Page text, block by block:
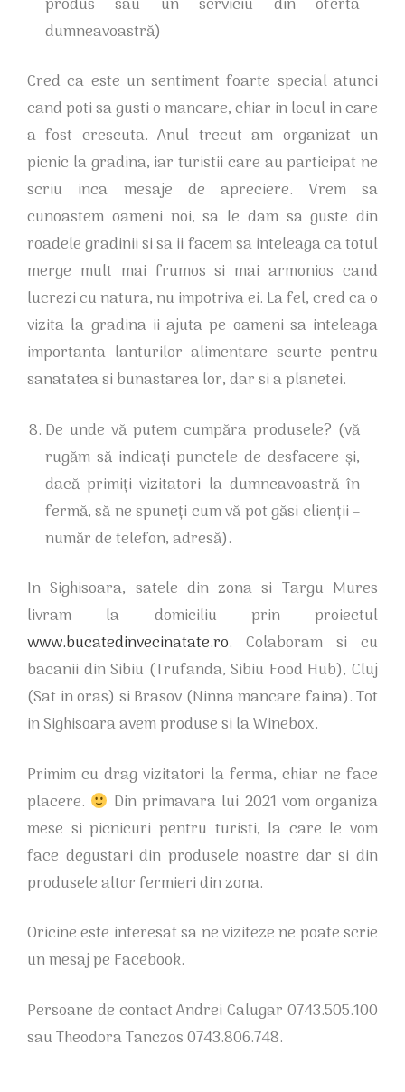
produs sau un serviciu din oferta
dumneavoastră)
Cred ca este un sentiment foarte special atunci
cand poti sa gusti o mancare, chiar in locul in care
a fost crescuta. Anul trecut am organizat un
picnic la gradina, iar turistii care au participat ne
scriu inca mesaje de apreciere. Vrem sa
cunoastem oameni noi, sa le dam sa guste din
roadele gradinii si sa ii facem sa inteleaga ca totul
merge mult mai frumos si mai armonios cand
lucrezi cu natura, nu impotriva ei. La fel, cred ca o
vizita la gradina ii ajuta pe oameni sa inteleaga
importanta lanturilor alimentare scurte pentru
sanatatea si bunastarea lor, dar si a planetei.
De unde vă putem cumpăra produsele? (vă
rugăm să indicați punctele de desfacere și,
dacă primiți vizitatori la dumneavoastră în
fermă, să ne spuneți cum vă pot găsi clienții –
număr de telefon, adresă).
In Sighisoara, satele din zona si Targu Mures
livram la domiciliu prin proiectul
www.bucatedinvecinatate.ro. Colaboram si cu
bacanii din Sibiu (Trufanda, Sibiu Food Hub), Cluj
(Sat in oras) si Brasov (Ninna mancare faina). Tot
in Sighisoara avem produse si la Winebox.
Primim cu drag vizitatori la ferma, chiar ne face
placere.
Din primavara lui 2021 vom organiza
mese si picnicuri pentru turisti, la care le vom
face degustari din produsele noastre dar si din
produsele altor fermieri din zona.
Oricine este interesat sa ne viziteze ne poate scrie
un mesaj pe Facebook.
Persoane de contact Andrei Calugar 0743.505.100
sau Theodora Tanczos 0743.806.748.